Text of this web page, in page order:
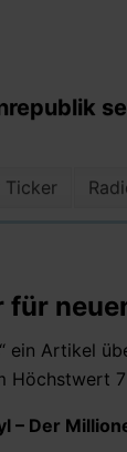
Ticker
ein Artikel
– Der